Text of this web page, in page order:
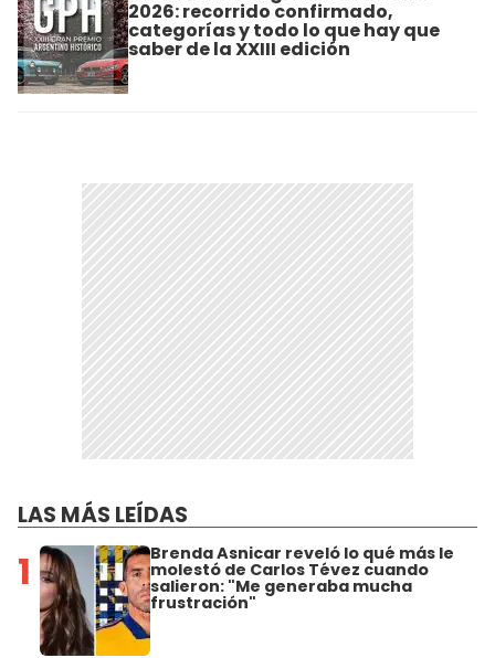
2026: recorrido confirmado,
categorías y todo lo que hay que
saber de la XXIII edición
LAS MÁS LEÍDAS
1 Brenda Asnicar reveló lo qué más le
molestó de Carlos Tévez cuando
salieron: "Me generaba mucha
frustración"